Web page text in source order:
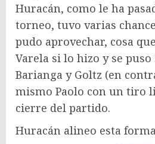
Huracán, como le ha
torneo, tuvo varias
pudo aprovechar, cosa
Varela si lo hizo y se
Barianga y Goltz (en
mismo Paolo con un tiro
cierre del partido.
Huracán alineo esta